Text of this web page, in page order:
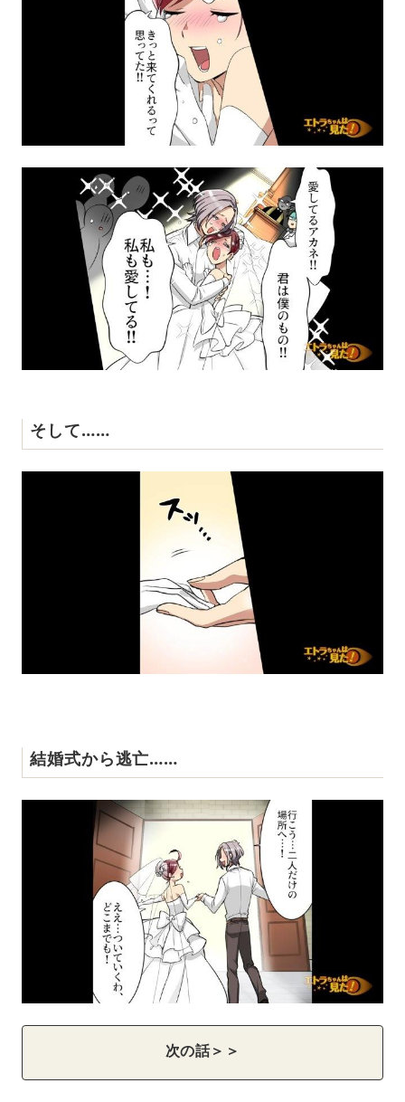
そして……
結婚式から逃亡……
次の話＞＞